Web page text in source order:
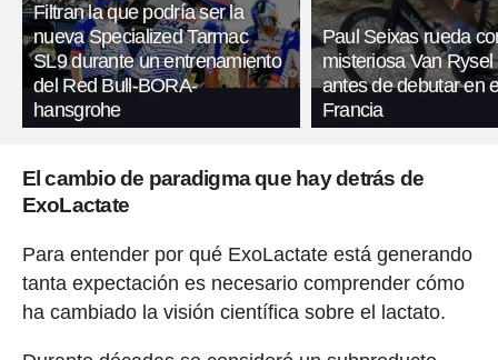
Filtran la que podría ser la
nueva Specialized Tarmac
SL9 durante un entrenamiento
del Red Bull-BORA-
hansgrohe
Paul Seixas rueda
misteriosa Van Rysel
antes de debutar en
Francia
El cambio de paradigma que hay detrás de
ExoLactate
Para entender por qué ExoLactate está generando
tanta expectación es necesario comprender cómo
ha cambiado la visión científica sobre el lactato.